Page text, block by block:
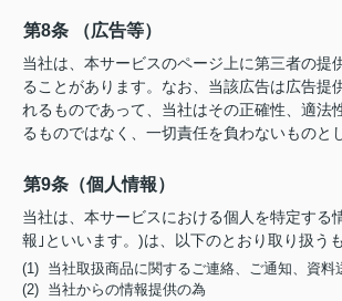
第8条 （広告等）
当社は、本サービスのページ上に第三者の提
ることがあります。なお、当該広告は広告提
れるものであって、当社はその正確性、適法
るものではなく、一切責任を負わないものと
第9条（個人情報）
当社は、本サービスにおける個人を特定する
報｣といいます。)は、以下のとおり取り扱う
(1) 当社取扱商品に関するご連絡、ご通知、資料
(2) 当社からの情報提供の為